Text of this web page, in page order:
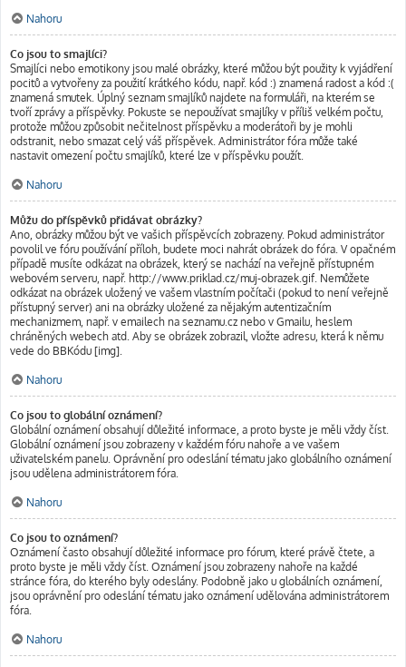
Nahoru
Co jsou to smajlíci?
Smajlíci nebo emotikony jsou malé obrázky, které můžou být použity k vyjádření
pocitů a vytvořeny za použití krátkého kódu, např. kód :) znamená radost a kód :(
znamená smutek. Úplný seznam smajlíků najdete na formuláři, na kterém se
tvoří zprávy a příspěvky. Pokuste se nepoužívat smajlíky v příliš velkém počtu,
protože můžou způsobit nečitelnost příspěvku a moderátoři by je mohli
odstranit, nebo smazat celý váš příspěvek. Administrátor fóra může také
nastavit omezení počtu smajlíků, které lze v příspěvku použít.
Nahoru
Můžu do příspěvků přidávat obrázky?
Ano, obrázky můžou být ve vašich příspěvcích zobrazeny. Pokud administrátor
povolil ve fóru používání příloh, budete moci nahrát obrázek do fóra. V opačném
případě musíte odkázat na obrázek, který se nachází na veřejně přístupném
webovém serveru, např. http://www.priklad.cz/muj-obrazek.gif. Nemůžete
odkázat na obrázek uložený ve vašem vlastním počítači (pokud to není veřejně
přístupný server) ani na obrázky uložené za nějakým autentizačním
mechanizmem, např. v emailech na seznamu.cz nebo v Gmailu, heslem
chráněných webech atd. Aby se obrázek zobrazil, vložte adresu, která k němu
vede do BBKódu [img].
Nahoru
Co jsou to globální oznámení?
Globální oznámení obsahují důležité informace, a proto byste je měli vždy číst.
Globální oznámení jsou zobrazeny v každém fóru nahoře a ve vašem
uživatelském panelu. Oprávnění pro odeslání tématu jako globálního oznámení
jsou udělena administrátorem fóra.
Nahoru
Co jsou to oznámení?
Oznámení často obsahují důležité informace pro fórum, které právě čtete, a
proto byste je měli vždy číst. Oznámení jsou zobrazeny nahoře na každé
stránce fóra, do kterého byly odeslány. Podobně jako u globálních oznámení,
jsou oprávnění pro odeslání tématu jako oznámení udělována administrátorem
fóra.
Nahoru